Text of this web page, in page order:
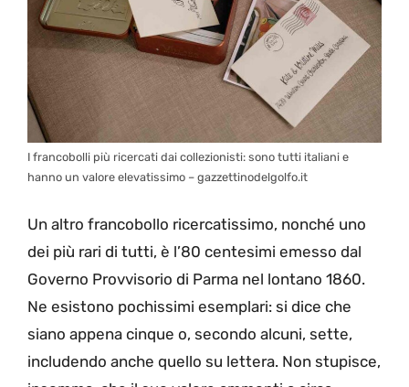
I francobolli più ricercati dai collezionisti: sono tutti italiani e
hanno un valore elevatissimo – gazzettinodelgolfo.it
Un altro francobollo ricercatissimo, nonché uno
dei più rari di tutti, è l’80 centesimi emesso dal
Governo Provvisorio di Parma nel lontano 1860.
Ne esistono pochissimi esemplari: si dice che
siano appena cinque o, secondo alcuni, sette,
includendo anche quello su lettera. Non stupisce,